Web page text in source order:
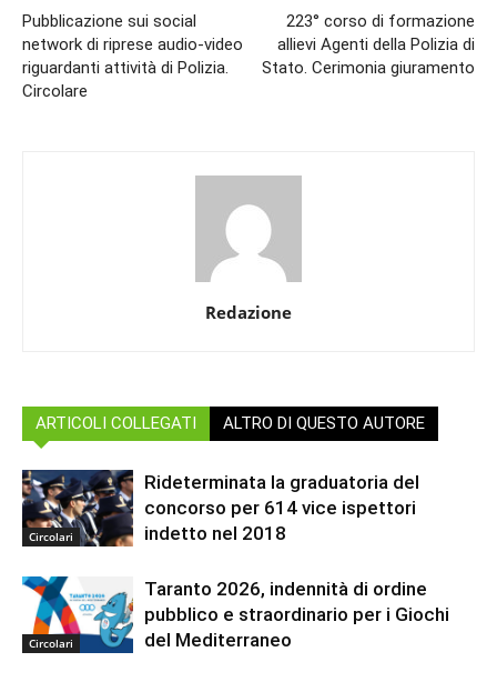
Pubblicazione sui social
network di riprese audio-video
riguardanti attività di Polizia.
Circolare
223° corso di formazione
allievi Agenti della Polizia di
Stato. Cerimonia giuramento
Redazione
ARTICOLI COLLEGATI ALTRO DI QUESTO AUTORE
Circolari
Rideterminata la graduatoria del
concorso per 614 vice ispettori
indetto nel 2018
Circolari
Taranto 2026, indennità di ordine
pubblico e straordinario per i Giochi
del Mediterraneo